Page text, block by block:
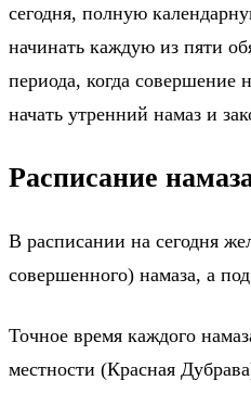
сегодня, полную
начинать каждую из пяти
периода, когда совершение
начать утренний намаз и
Расписание
В расписании на сегодня
совершенного) намаза, а
Точное время каждого
местности (Красная